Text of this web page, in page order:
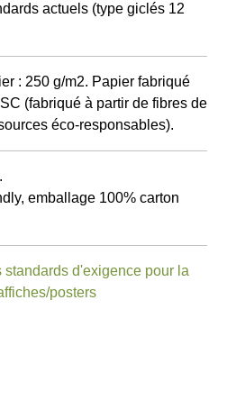
actuels (type giclés 12
: 250 g/m2. Papier fabriqué
(fabriqué à partir de fibres de
éco-responsables).
emballage 100% carton
standards d'exigence pour la
posters